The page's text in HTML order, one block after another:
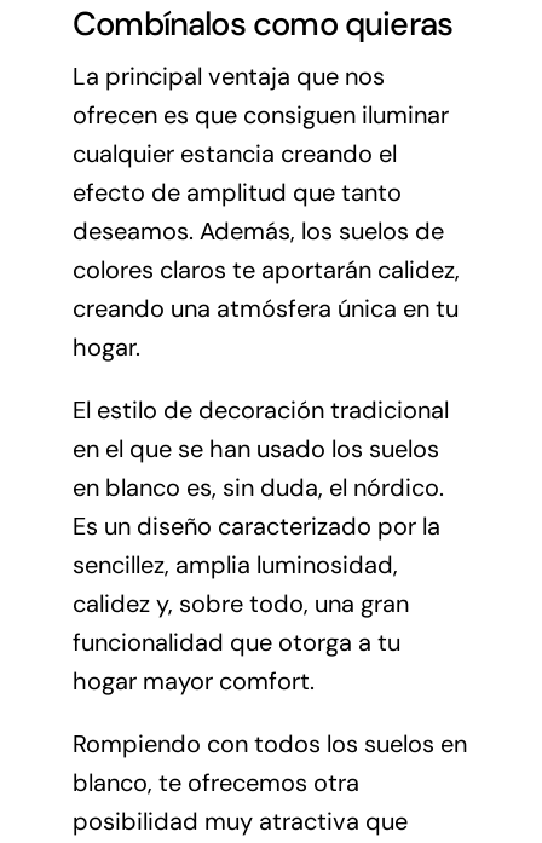
Combínalos como quieras
La principal ventaja que nos
ofrecen es que consiguen iluminar
cualquier estancia creando el
efecto de amplitud que tanto
deseamos. Además, los suelos de
colores claros te aportarán calidez,
creando una atmósfera única en tu
hogar.
El estilo de decoración tradicional
en el que se han usado los suelos
en blanco es, sin duda, el nórdico.
Es un diseño caracterizado por la
sencillez, amplia luminosidad,
calidez y, sobre todo, una gran
funcionalidad que otorga a tu
hogar mayor comfort.
Rompiendo con todos los suelos en
blanco, te ofrecemos otra
posibilidad muy atractiva que